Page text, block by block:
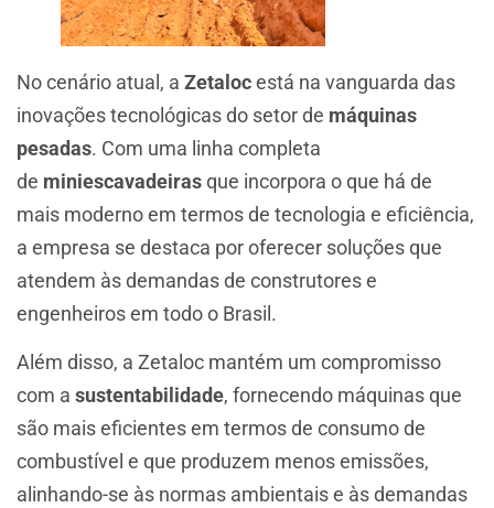
No cenário atual, a Zetalocestá na vanguarda das
inovações tecnológicas do setor de máquinas
pesadas. Com uma linha completa
de miniescavadeirasque incorpora o que há de
mais moderno em termos de tecnologia e eficiência,
a empresa se destaca por oferecer soluções que
atendem às demandas de construtores e
engenheiros em todo o Brasil.
Além disso, a Zetaloc mantém um compromisso
com a sustentabilidade, fornecendo máquinas que
são mais eficientes em termos de consumo de
combustível e que produzem menos emissões,
alinhando-se às normas ambientais e às demandas